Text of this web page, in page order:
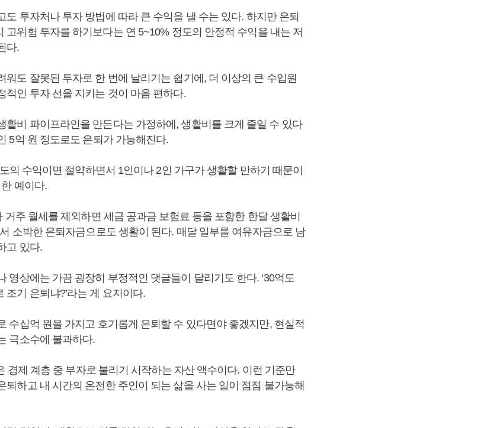
도 투자처나 투자 방법에 따라 큰 수익을 낼 수는 있다. 하지만 은퇴
고위험 투자를 하기보다는 연 5~10% 정도의 안정적 수익을 내는 저
다.
워도 잘못된 투자로 한 번에 날리기는 쉽기에, 더 이상의 큰 수입원
적인 투자 선을 지키는 것이 마음 편하다.
활비 파이프라인을 만든다는 가정하에, 생활비를 크게 줄일 수 있다
5억 원 정도로도 은퇴가 가능해진다.
의 수익이면 절약하면서 1인이나 2인 가구가 생활할 만하기 때문이
예이다.
거주 월세를 제외하면 세금 공과금 보험료 등을 포함한 한달 생활비
소박한 은퇴자금으로도 생활이 된다. 매달 일부를 여유자금으로 남
고 있다.
영상에는 가끔 굉장히 부정적인 댓글들이 달리기도 한다. ‘30억도
조기 은퇴냐?’라는 게 요지이다.
수십억 원을 가지고 호기롭게 은퇴할 수 있다면야 좋겠지만, 현실적
극소수에 불과하다.
경제 계층 중 부자로 불리기 시작하는 자산 액수이다. 이런 기준만
퇴하고 내 시간의 온전한 주인이 되는 삶을 사는 일이 점점 불가능해